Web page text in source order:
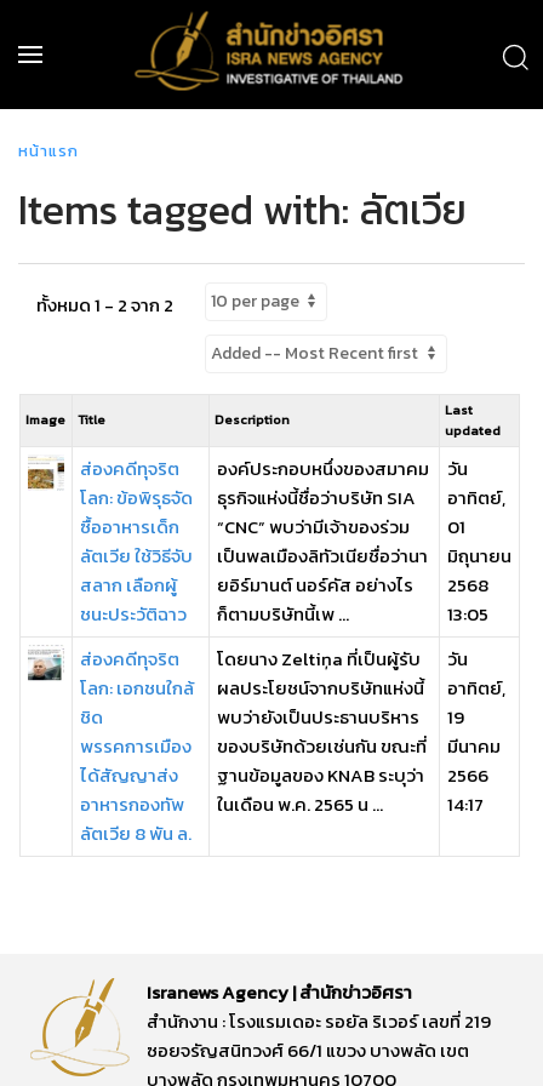
หน้าแรก
Items tagged with: ลัตเวีย
ทั้งหมด 1 - 2 จาก 2
Image Title Description
Last
updated
ส่องคดีทุจริต
โลก: ข้อพิรุธจัด
ซื้ออาหารเด็ก
ลัตเวีย ใช้วิธีจับ
สลาก เลือกผู้
ชนะประวัติฉาว
องค์ประกอบหนึ่งของสมาคม
ธุรกิจแห่งนี้ชื่อว่าบริษัท SIA
“CNC” พบว่ามีเจ้าของร่วม
เป็นพลเมืองลิทัวเนียชื่อว่านา
ยอิร์มานต์ นอร์คัส อย่างไร
ก็ตามบริษัทนี้เพ ...
วัน
อาทิตย์,
01
มิถุนายน
2568
13:05
ส่องคดีทุจริต
โลก: เอกชนใกล้
ชิด
พรรคการเมือง
ได้สัญญาส่ง
อาหารกองทัพ
ลัตเวีย 8 พัน ล.
โดยนาง Zeltiņa ที่เป็นผู้รับ
ผลประโยชน์จากบริษัทแห่งนี้
พบว่ายังเป็นประธานบริหาร
ของบริษัทด้วยเช่นกัน ขณะที่
ฐานข้อมูลของ KNAB ระบุว่า
ในเดือน พ.ค. 2565 น ...
วัน
อาทิตย์,
19
มีนาคม
2566
14:17
Isranews Agency | สำนักข่าวอิศรา
สำนักงาน : โรงแรมเดอะ รอยัล ริเวอร์ เลขที่ 219
ซอยจรัญสนิทวงศ์ 66/1 แขวง บางพลัด เขต
บางพลัด กรุงเทพมหานคร 10700